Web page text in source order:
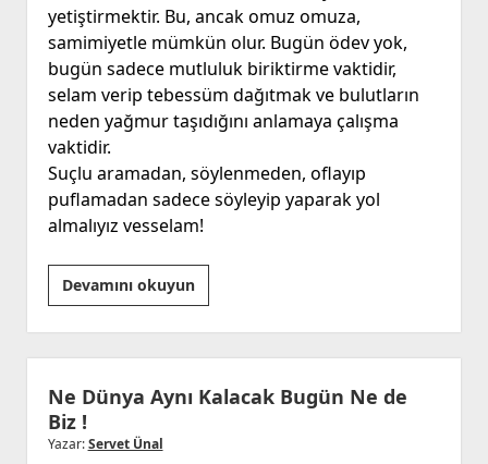
yetiştirmektir. Bu, ancak omuz omuza,
samimiyetle mümkün olur. Bugün ödev yok,
bugün sadece mutluluk biriktirme vaktidir,
selam verip tebessüm dağıtmak ve bulutların
neden yağmur taşıdığını anlamaya çalışma
vaktidir.
Suçlu aramadan, söylenmeden, oflayıp
puflamadan sadece söyleyip yaparak yol
almalıyız vesselam!
Devamını okuyunDikkat!
“Ödev”
Var!
Ne Dünya Aynı Kalacak Bugün Ne de
Biz !
Yazar:Servet Ünal